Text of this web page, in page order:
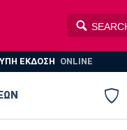
ΕΚΔΟΣΗ ONLINE